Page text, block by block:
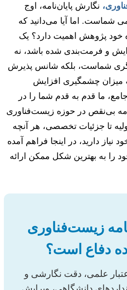
نگارش پایان‌نامه، اوج
اما آیا می‌دانید که
پژوهش اهمیت دارد؟ یک
و فرمت‌بندی شده باشد، نه
شماست، بلکه شانس پذیرش
چشمگیری افزایش
ما قدم به قدم شما را در
بی‌نقص در حوزه زیست‌فناوری
تا جزئیات تخصصی، هر آنچه
در اینجا فراهم آمده
را به بهترین شکل ممکن ارائه
زیست‌فناوری
دفاع است؟
علمی، دقت نگارشی و